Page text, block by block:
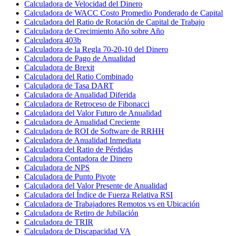
Calculadora de Velocidad del Dinero
Calculadora de WACC Costo Promedio Ponderado de Capital
Calculadora del Ratio de Rotación de Capital de Trabajo
Calculadora de Crecimiento Año sobre Año
Calculadora 403b
Calculadora de la Regla 70-20-10 del Dinero
Calculadora de Pago de Anualidad
Calculadora de Brexit
Calculadora del Ratio Combinado
Calculadora de Tasa DART
Calculadora de Anualidad Diferida
Calculadora de Retroceso de Fibonacci
Calculadora del Valor Futuro de Anualidad
Calculadora de Anualidad Creciente
Calculadora de ROI de Software de RRHH
Calculadora de Anualidad Inmediata
Calculadora del Ratio de Pérdidas
Calculadora Contadora de Dinero
Calculadora de NPS
Calculadora de Punto Pivote
Calculadora del Valor Presente de Anualidad
Calculadora del Índice de Fuerza Relativa RSI
Calculadora de Trabajadores Remotos vs en Ubicación
Calculadora de Retiro de Jubilación
Calculadora de TRIR
Calculadora de Discapacidad VA